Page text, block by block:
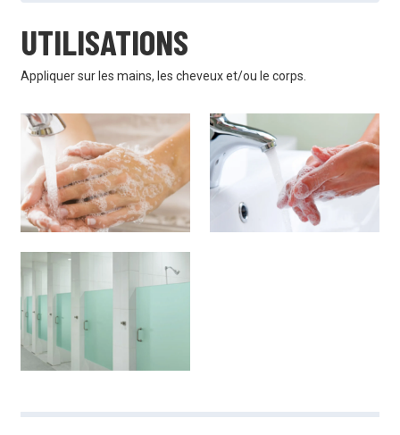
UTILISATIONS
Appliquer sur les mains, les cheveux et/ou le corps.